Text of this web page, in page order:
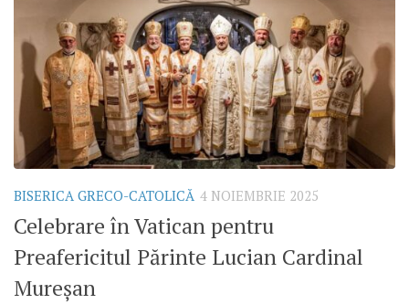
BISERICA GRECO-CATOLICĂ 4 NOIEMBRIE 2025
Celebrare în Vatican pentru
Preafericitul Părinte Lucian Cardinal
Mureșan